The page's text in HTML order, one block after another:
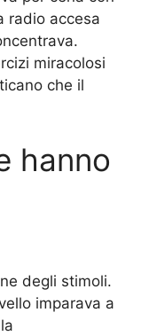
radio accesa
miracolosi
che il
hanno
degli stimoli.
imparava a